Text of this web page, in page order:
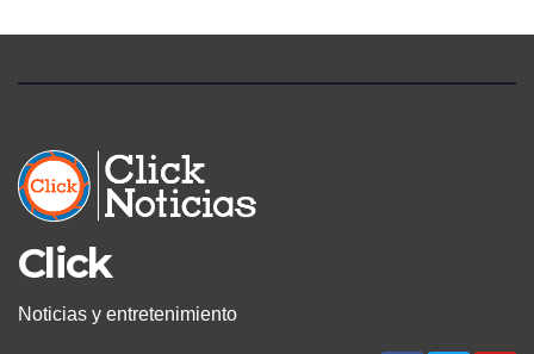
Click
Noticias y entretenimiento